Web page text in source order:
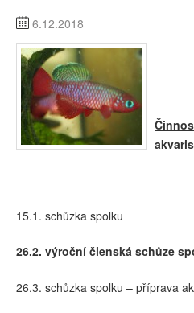
6.12.2018
15.1. schůzka spolku
26.2. výroční členská schůze
26.3. schůzka spolku – příprava